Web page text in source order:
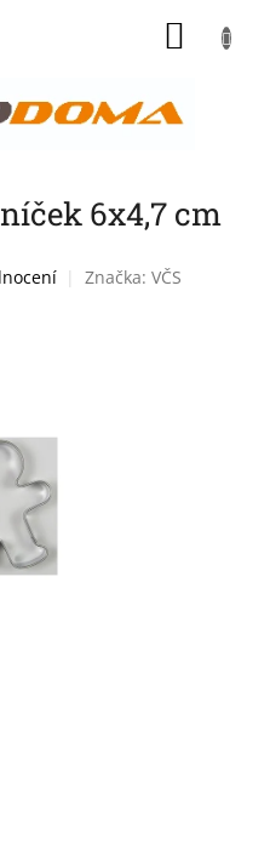
6x4,7 cm
Značka: VČS